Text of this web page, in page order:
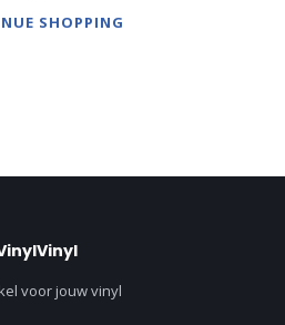
SHOPPING
voor jouw vinyl